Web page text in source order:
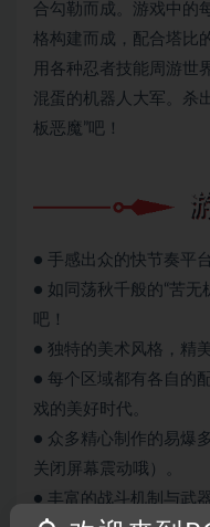
合勾勒而成。游戏中的
格构建而成，配合塔比
用各种忍者技能周游世
混蛋的机器人大军。杀
板恶魔”吧！
● 手感出众的快节奏平
● 如同荡秋千般的“苦无
吧！
● 独特的美术风格，精
● 每个区域都有各自的
戏的美好时代。
● 众多精心制作的易爆
关闭屏幕震动哦）。
● 丰富的战斗机制与武